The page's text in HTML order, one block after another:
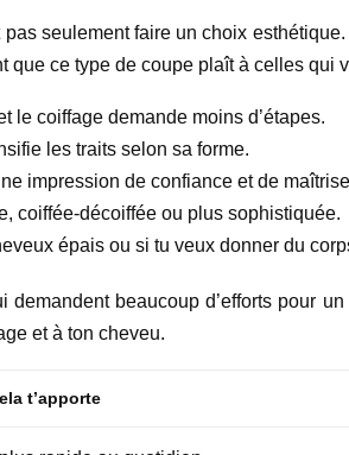
pas seulement faire un choix
que ce type de coupe plaît à celles qui
le coiffage demande moins d’étapes.
les traits selon sa forme.
impression de confiance et de
coiffée-décoiffée ou plus sophistiquée.
épais ou si tu veux donner du
beaucoup d’efforts pour
et à ton cheveu.
t’apporte